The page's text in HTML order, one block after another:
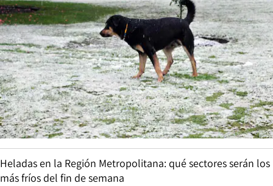
Heladas en la Región Metropolitana: qué sectores serán los
más fríos del fin de semana